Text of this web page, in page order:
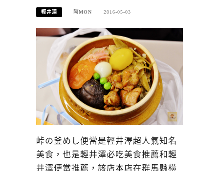
輕井澤 阿MON 2016-05-03
峠の釜めし便當是輕井澤超人氣知名
美食，也是輕井澤必吃美食推薦和輕
井澤便當推薦，該店本店在群馬縣橫